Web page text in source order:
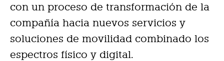
con un proceso de transformación de la
compañía hacia nuevos servicios y
soluciones de movilidad combinado los
espectros físico y digital.